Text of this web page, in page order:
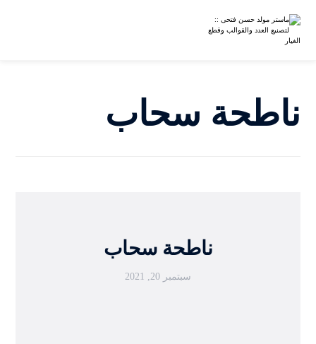
ناطحة سحاب
ناطحة سحاب
سبتمبر 20, 2021